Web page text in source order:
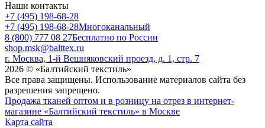
Наши контакты
+7 (495) 198-68-28
+7 (495) 198-68-28Многоканальный
8 (800) 777 08 27Бесплатно по России
shop.msk@balttex.ru
г. Москва, 1-й Вешняковский проезд, д. 1, стр. 7
2026 © «Балтийский текстиль»
Все права защищены. Использование материалов сайта без
разрешения запрещено.
Продажа тканей оптом и в розницу на отрез в интернет-
магазине «Балтийский текстиль» в Москве
Карта сайта